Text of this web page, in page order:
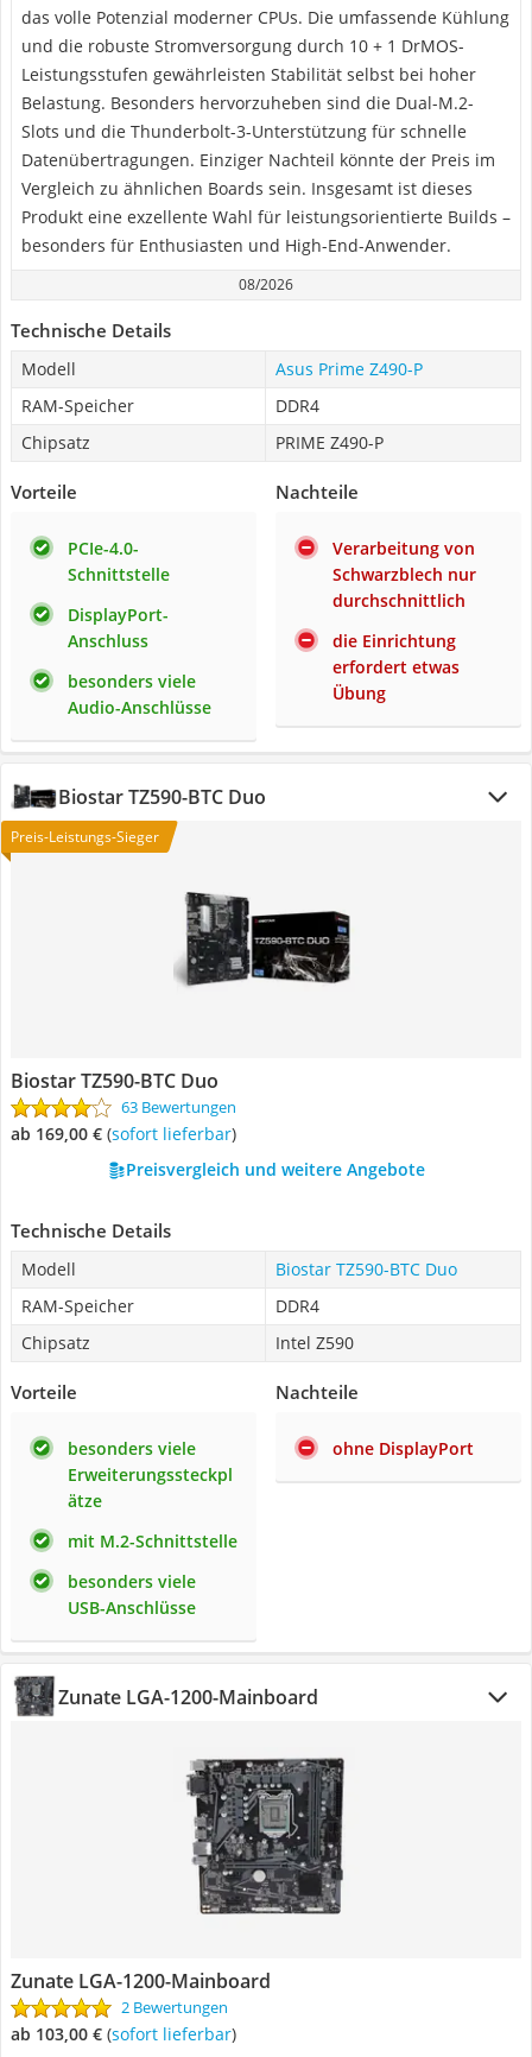
das volle Potenzial moderner CPUs. Die umfassende Kühlung
und die robuste Stromversorgung durch 10 + 1 DrMOS-
Leistungsstufen gewährleisten Stabilität selbst bei hoher
Belastung. Besonders hervorzuheben sind die Dual-M.2-
Slots und die Thunderbolt-3-Unterstützung für schnelle
Datenübertragungen. Einziger Nachteil könnte der Preis im
Vergleich zu ähnlichen Boards sein. Insgesamt ist dieses
Produkt eine exzellente Wahl für leistungsorientierte Builds –
besonders für Enthusiasten und High-End-Anwender.
08/2026
Technische Details
Modell
Asus Prime Z490-P
RAM-Speicher
DDR4
Chipsatz
PRIME Z490-P
Vorteile
PCIe-4.0-
Schnittstelle
DisplayPort-
Anschluss
besonders viele
Audio-Anschlüsse
Nachteile
Verarbeitung von
Schwarzblech nur
durchschnittlich
die Einrichtung
erfordert etwas
Übung
Biostar TZ590-BTC Duo
Preis-Leistungs-Sieger
Biostar TZ590-BTC Duo
63 Bewertungen
ab 169,00 € ( Sofort lieferbar)
Preisvergleich und weitere Angebote
Technische Details
Modell
Biostar TZ590-BTC Duo
RAM-Speicher
DDR4
Chipsatz
Intel Z590
Vorteile
besonders viele
Erweiterungssteckpl
ätze
mit M.2-Schnittstelle
besonders viele
USB-Anschlüsse
Nachteile
ohne DisplayPort
Zunate LGA-1200-Mainboard
Zunate LGA-1200-Mainboard
2 Bewertungen
ab 103,00 € ( Sofort lieferbar)